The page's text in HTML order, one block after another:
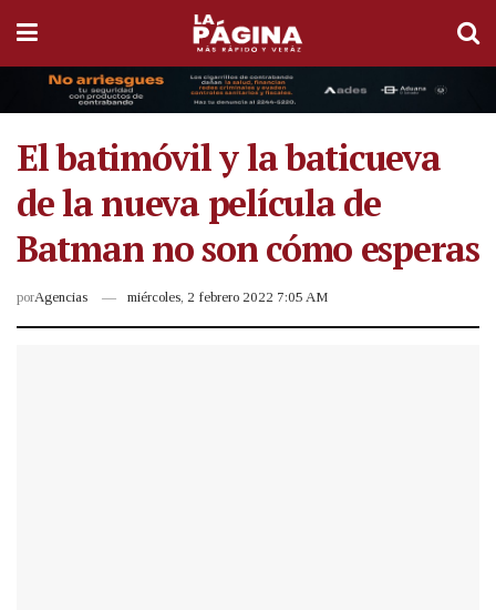
El batimóvil y la baticueva
de la nueva película de
Batman no son cómo esperas
porAgencias miércoles, 2 febrero 2022 7:05 AM